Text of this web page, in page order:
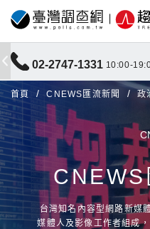
02-2747-1331 10:00-
首頁 CNEWS匯流新聞 政
台灣知名內容型網路新媒
媒體人及影像工作者組成